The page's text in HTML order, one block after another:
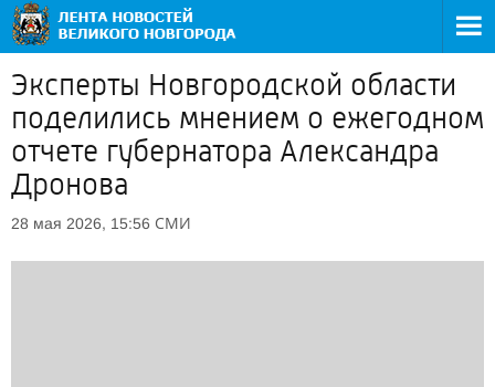
Эксперты Новгородской области
поделились мнением о ежегодном
отчете губернатора Александра
Дронова
28 мая 2026, 15:56 СМИ